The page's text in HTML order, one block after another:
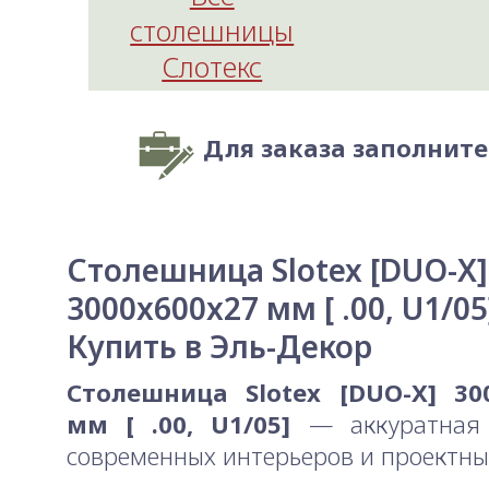
столешницы
Слотекс
Для заказа
Столешница Slotex [DUO-X]
3000x600x27 мм [ .00, U1/
Купить в Эль-Декор
Столешница Slotex [DUO-X]
мм [ .00, U1/05] —
современных интерьеров и